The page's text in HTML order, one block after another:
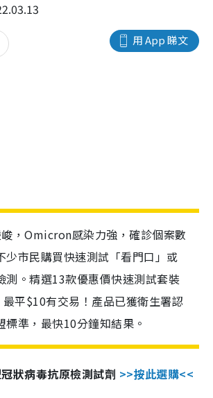
用 App 睇文
，Omicron感染力強，確診個案數
少市民購買快速測試「看門口」或
測。精選13款優惠價快速測試套裝
平$10有交易！產品已獲衛生署認
標準，最快10分鐘知結果。
狀病毒抗原檢測試劑 >>按此選購<<